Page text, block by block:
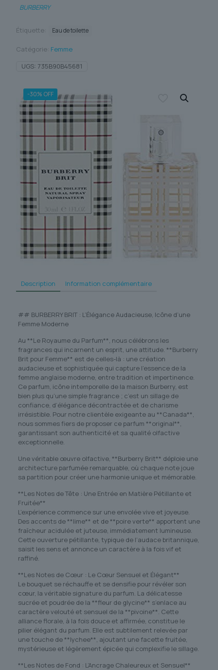
-30% OFF
Description Information complémentaire
## BURBERRY BRIT : L’Élégance Audacieuse, Icône d’une
Femme Moderne
Au **Le Royaume du Parfum**, nous célébrons les
fragrances qui incarnent un esprit, une attitude. **Burberry
Brit pour Femme** est de celles-là : une création
audacieuse et sophistiquée qui capture l’essence de la
femme anglaise moderne, entre tradition et impertinence.
Ce parfum, icône intemporelle de la maison Burberry, est
bien plus qu’une simple fragrance ; c’est un sillage de
confiance, d’élégance décontractée et de charisme
irrésistible. Pour notre clientèle exigeante au **Canada**,
nous sommes fiers de proposer ce parfum **original**,
garantissant son authenticité et sa qualité olfactive
exceptionnelle.
Une véritable œuvre olfactive, **Burberry Brit** déploie une
architecture parfumée remarquable, où chaque note joue
sa partition pour créer une harmonie unique et mémorable.
**Les Notes de Tête : Une Entrée en Matière Pétillante et
Fruitée**
L’expérience commence sur une envolée vive et joyeuse.
Des accents de **lime** et de **poire verte** apportent une
fraîcheur acidulée et juteuse, immédiatement lumineuse.
Cette ouverture pétillante, typique de l’audace britannique,
saisit les sens et annonce un caractère à la fois vif et
raffiné.
**Les Notes de Cœur : Le Cœur Sensuel et Élégant**
Le bouquet se réchauffe et se densifie pour révéler son
cœur, la véritable signature du parfum. La délicatesse
sucrée et poudrée de la **fleur de glycine** s’enlace au
caractère velouté et sensuel de la **pivoine**. Cette
alliance florale, à la fois douce et affirmée, constitue le
pilier élégant du parfum. Elle est subtilement relevée par
une touche de **lychee**, ajoutant une facette fruitée,
mystérieuse et légèrement épicée qui complexifie le sillage.
**Les Notes de Fond : L’Ancrage Chaleureux et Sensuel**
BURBERRY
Étiquette: Eau de toilette
Catégorie: Femme
UGS: 735B90B45681